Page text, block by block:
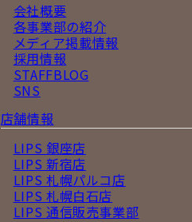
会社概要
各事業部の紹介
メディア掲載情報
採用情報
STAFFBLOG
SNS
店舗情報
LIPS 銀座店
LIPS 新宿店
LIPS 札幌パルコ店
LIPS 札幌白石店
LIPS 通信販売事業部